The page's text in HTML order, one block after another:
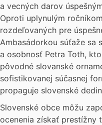
a vecných darov
Oproti uplynulým
rozdeľovaných pre
Ambasádorkou súťaže sa
a osobnosť Petra Toth,
pôvodné slovanské
sofistikovanej súčasnej
propaguje slovenské
Slovenské obce môžu
ocenenia získať prestížny